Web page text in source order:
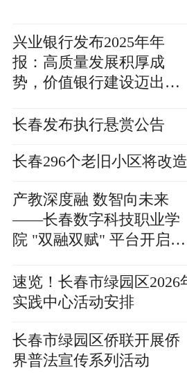
兴业银行发布2025年年
报：高质量发展积厚成
势，价值银行建设迈出新
长春发布执行悬赏公告
长春296个老旧小区将改造
产教深度融 数智向未来
——长春数字科技职业学
院 "双融双赋" 平台开启职
速览！长春市绿园区2026
实践中心活动安排
长春市绿园区侨联开展侨
界普法宣传系列活动